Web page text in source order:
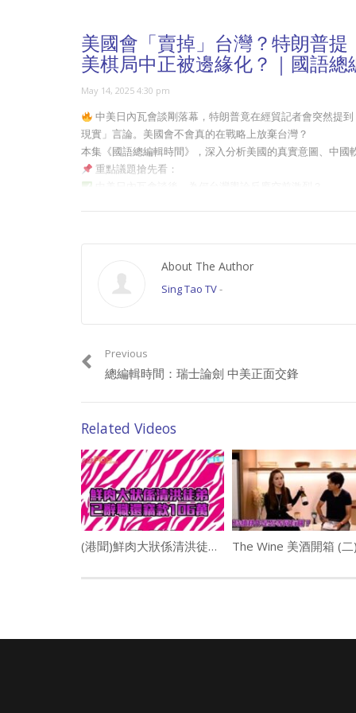
美國會「賣掉」台灣？特朗普
美棋局中正被邊緣化？｜國語
May 14, 2025 4:30 pm
中美日內瓦會談剛落幕，特朗普竟在經貿記者會突然提
現實」言論。美國會不會真的在戰略上放棄台灣？
本集《國語總編輯時間》，深入分析美國的真實意圖、中
重點議題搶先看：
當地緣政治從台前走入棋盤深處，台灣是否準備好面對現
訂閱《國語總編輯時間》
留言區開放討論：特朗普這句話是口誤？試探？還是暗示
《國語總編輯時間》分析華人關心的事件，客觀持平的觀
《C想主義》以獨特的視角和想法，從加州灣區硅谷為大
請加入成為會員, 支持良心正派傳媒。
Join this channel to get access to perks:
https://www.youtube.com/channel/
請星電視飲茶https://www.buymeacoffee.com/singtaousa
Category:總編輯時間
About The Author
Sing Tao TV-
Previous
總編輯時間：瑞士論劍 中美正面交鋒
Related Videos
(港聞)鮮肉大狀係清洪徒弟 已辭職還竊款106萬 The Wine 美酒開箱 (二)